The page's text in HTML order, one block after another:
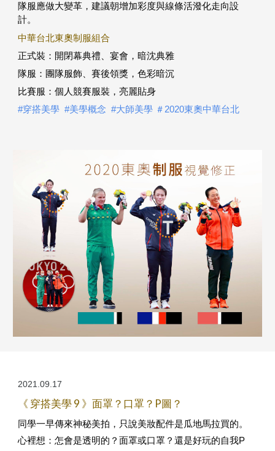
隊服應做大變革，建議朝增加彩度與線條活潑化走向設
計。
中華台北東奧制服組合
正式裝：開閉幕典禮、宴會，暗沈典雅
隊服：團隊服飾、賽後領獎，色彩暗沉
比賽服：個人競賽服裝，亮麗貼身
#穿搭美學 #美學概念 #大師美學 ＃2020東奧中華台北
2021.09.17
《 穿搭美學 9 》面罩？口罩？P圖？
同學一早傳來神秘美拍，只說美妝配件是瓜地馬拉買的。
心裡想：怎會是透明的？面罩或口罩？還是好玩的自我P